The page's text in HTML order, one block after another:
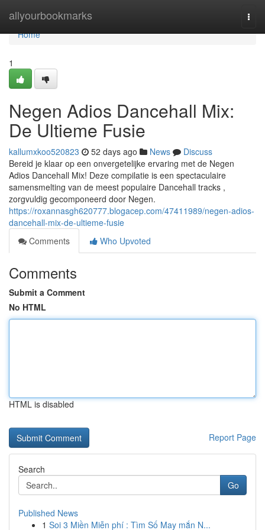
allyourbookmarks
Home
Home
1
Negen Adios Dancehall Mix:
De Ultieme Fusie
kallumxkoo520823 52 days ago News
Discuss
Bereid je klaar op een onvergetelijke ervaring met de Negen
Adios Dancehall Mix! Deze compilatie is een spectaculaire
samensmelting van de meest populaire Dancehall tracks ,
zorgvuldig gecomponeerd door Negen.
https://roxannasgh620777.blogacep.com/47411989/negen-adios-
dancehall-mix-de-ultieme-fusie
Comments
Who Upvoted
Comments
Submit a Comment
No HTML
HTML is disabled
Report Page
Search
Go
Published News
1 Soi 3 Miền Miễn phí : Tìm Số May mắn N...